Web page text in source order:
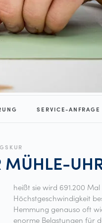
SERVICE-ANFRAGE
MÜHLE-